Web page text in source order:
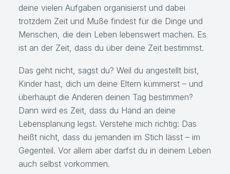
deine vielen Aufgaben organisierst und dabei
trotzdem Zeit und Muße findest für die Dinge und
Menschen, die dein Leben lebenswert machen. Es
ist an der Zeit, dass du über deine Zeit bestimmst.
Das geht nicht, sagst du? Weil du angestellt bist,
Kinder hast, dich um deine Eltern kümmerst – und
überhaupt die Anderen deinen Tag bestimmen?
Dann wird es Zeit, dass du Hand an deine
Lebensplanung legst. Verstehe mich richtig: Das
heißt nicht, dass du jemanden im Stich lässt – im
Gegenteil. Vor allem aber darfst du in deinem Leben
auch selbst vorkommen.